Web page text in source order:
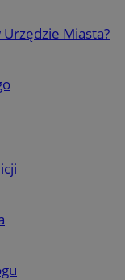
Urzędzie Miasta?